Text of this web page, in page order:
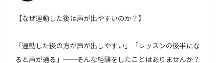
【なぜ運動した後は声が出やすいのか？】
「運動した後の方が声が出しやすい」「レッスンの後半にな
ると声が通る」──そんな経験をしたことはありませんか？